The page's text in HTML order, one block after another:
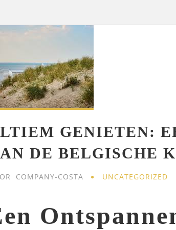
GENIETEN:
DE BELGISCHE
COMPANY-COSTA UNCATEGORIZED